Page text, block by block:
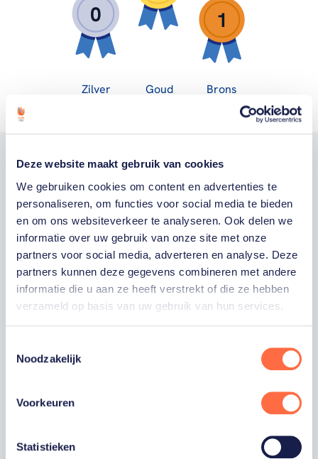
Deze website maakt gebruik van cookies
We gebruiken cookies om content en advertenties te
personaliseren, om functies voor social media te bieden
en om ons websiteverkeer te analyseren. Ook delen we
informatie over uw gebruik van onze site met onze
partners voor social media, adverteren en analyse. Deze
partners kunnen deze gegevens combineren met andere
informatie die u aan ze heeft verstrekt of die ze hebben
verzameld op basis van uw gebruik van hun services.
Noodzakelijk
Voorkeuren
Statistieken
0
1
Zilver Goud Brons
Word fan van
TeamNL
Wil je als fan van TeamNL als eerste op de
hoogte zijn van onze sporters, toernooien,
winactie's of toffe sportupdates? Vul dan
hieronder je gegevens in om je in te schrijven